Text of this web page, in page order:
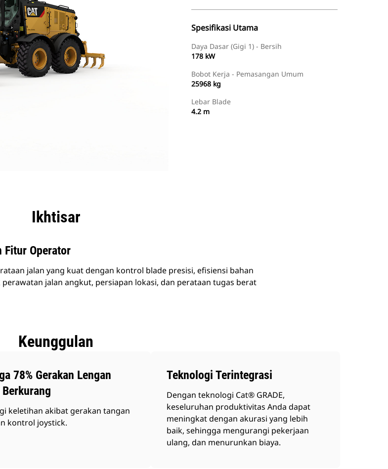
Spesifikasi Utama
Daya Dasar (Gigi 1) - Bersih
178 kW
Bobot Kerja - Pemasangan Umum
25968 kg
Lebar Blade
4.2 m
Ikhtisar
Fitur Operator
jalan yang kuat dengan kontrol blade presisi, efisiensi bahan
jalan angkut, persiapan lokasi, dan perataan tugas berat
Keunggulan
78% Gerakan Lengan
keletihan akibat gerakan tangan
kontrol joystick.
Teknologi Terintegrasi
Dengan teknologi Cat® GRADE,
keseluruhan produktivitas Anda dapat
meningkat dengan akurasi yang lebih
baik, sehingga mengurangi pekerjaan
ulang, dan menurunkan biaya.